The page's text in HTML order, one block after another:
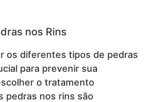
nos Rins
os diferentes tipos de pedras
para prevenir sua
o tratamento
pedras nos rins são